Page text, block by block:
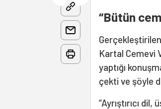
“Bütün
Kartal Cemevi
yaptığı
çekti ve şöyle
“Ayrıştırıcı